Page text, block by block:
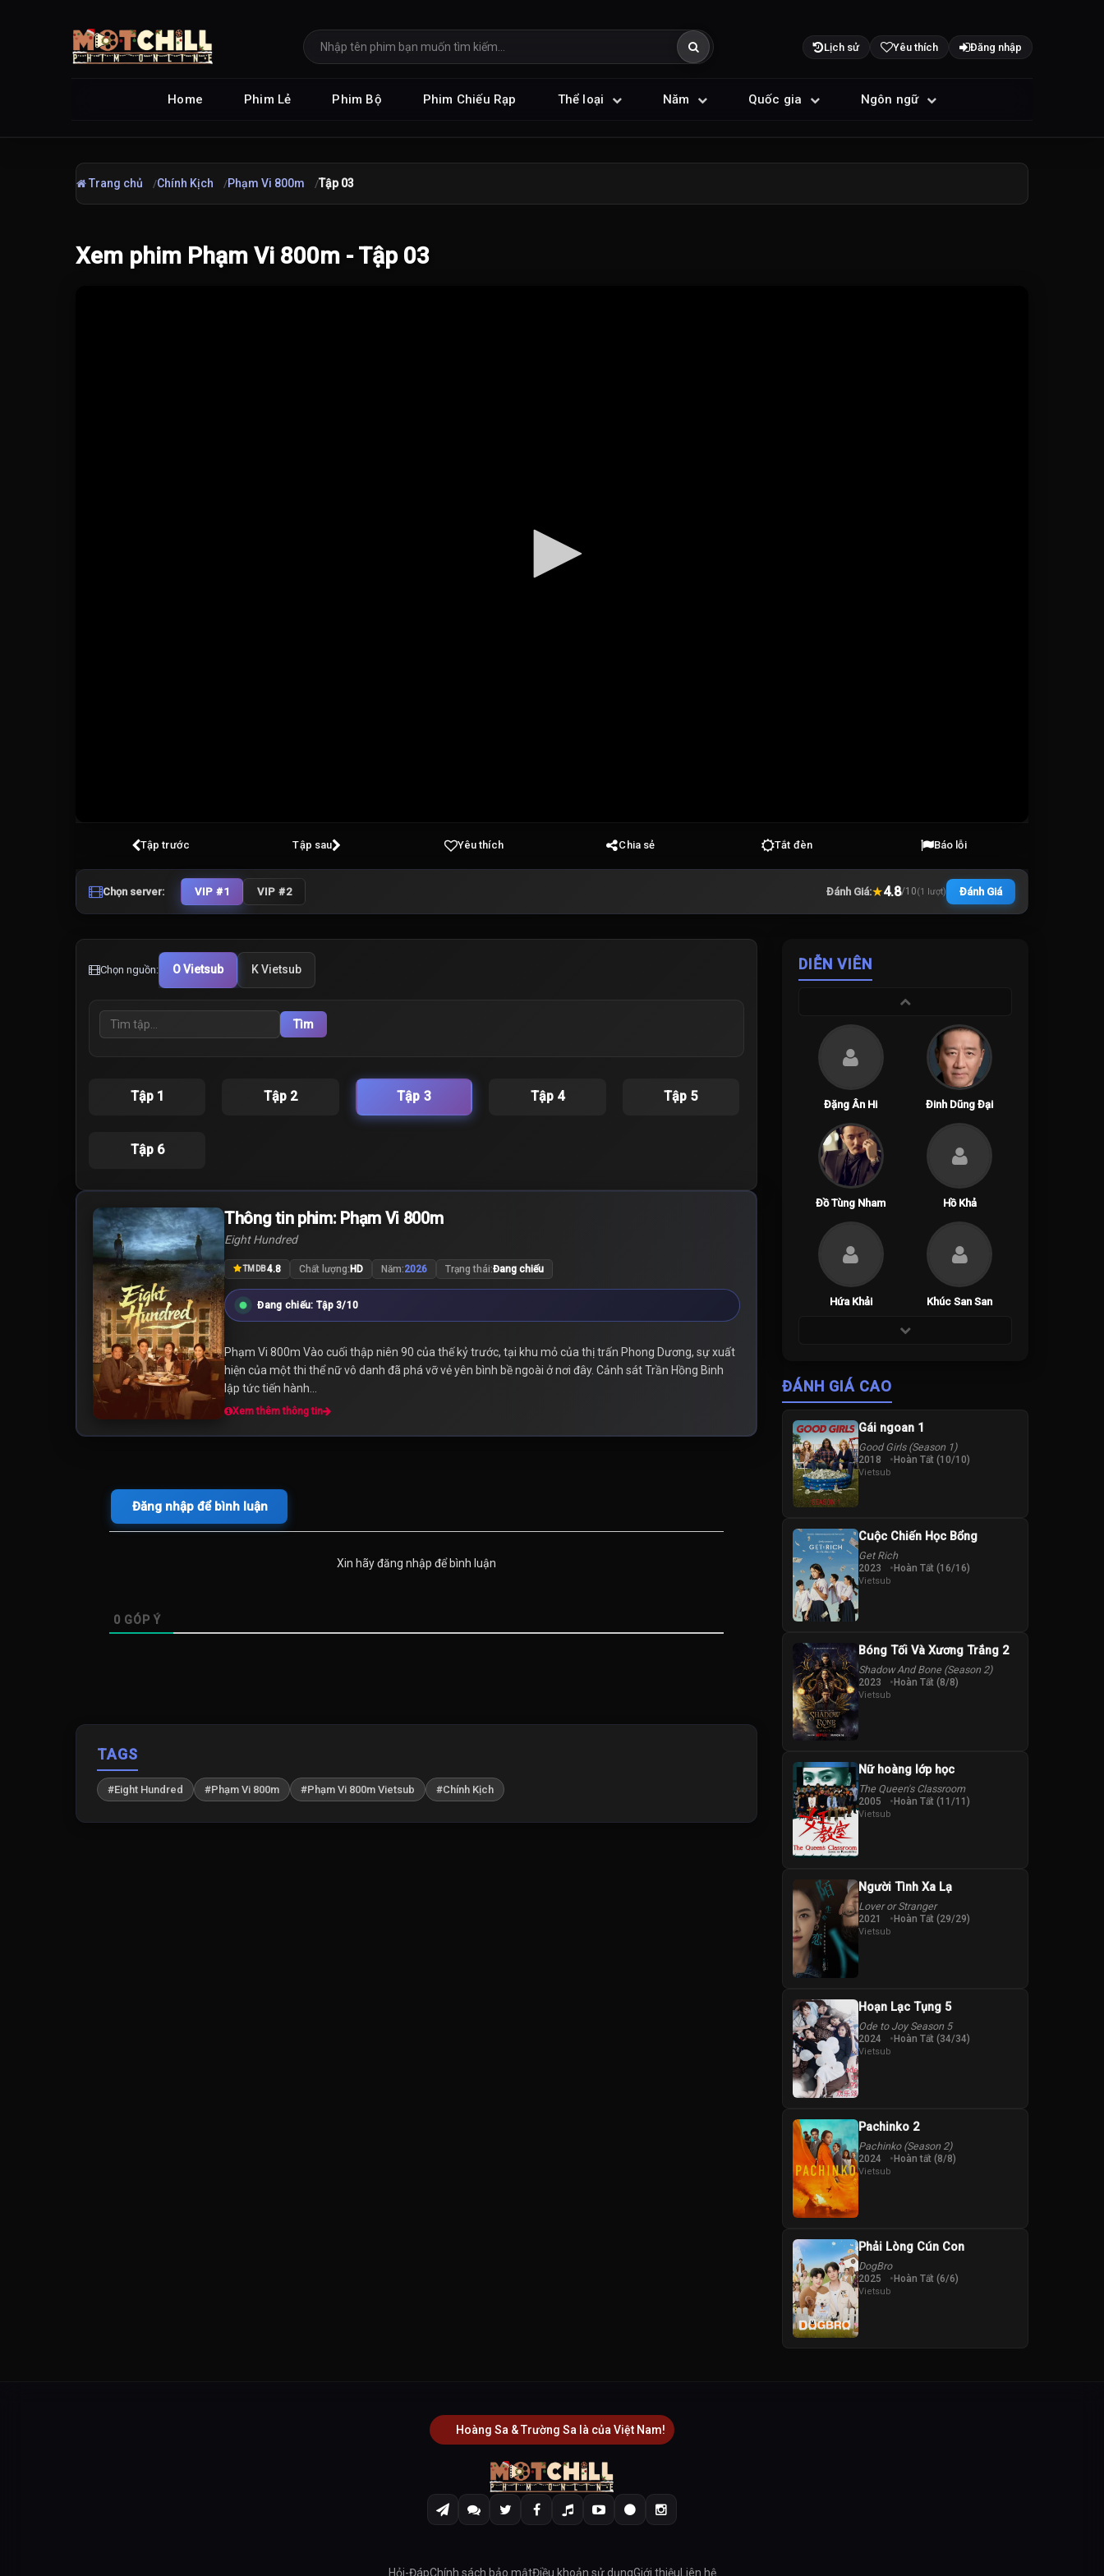
Lịch sử Yêu thích Đăng nhập
Home Phim Lẻ Phim Bộ Phim Chiếu Rạp Thể loại Năm Quốc gia Ngôn ngữ
Trang chủ Chính Kịch Phạm Vi 800m Tập 03
Xem phim Phạm Vi 800m - Tập 03
Tập trước Tập sau Yêu thích Chia sẻ Tắt đèn Báo lỗi
Chọn server: VIP #1 VIP #2 Đánh Giá:★4.8/10(1 lượt) Đánh Giá
Chọn nguồn: O Vietsub K Vietsub
Tìm
Tập 1 Tập 2 Tập 3 Tập 4 Tập 5
Tập 6
Thông tin phim: Phạm Vi 800m
Eight Hundred
TMDB4.8 Chất lượng:HD Năm:2026 Trạng thái:Đang chiếu
Đang chiếu: Tập 3/10
Phạm Vi 800m Vào cuối thập niên 90 của thế kỷ trước, tại khu mỏ của thị trấn Phong Dương, sự xuất
hiện của một thi thể nữ vô danh đã phá vỡ vẻ yên bình bề ngoài ở nơi đây. Cảnh sát Trần Hồng Binh
lập tức tiến hành...
Xem thêm thông tin
Đăng nhập để bình luận
Xin hãy đăng nhập để bình luận
0 GÓP Ý
TAGS
#Eight Hundred #Phạm Vi 800m #Phạm Vi 800m Vietsub #Chính Kịch
DIỄN VIÊN
Đặng Ân Hi Đinh Dũng Đại
Đồ Tùng Nham Hồ Khả
Hứa Khải Khúc San San
ĐÁNH GIÁ CAO
Gái ngoan 1
Good Girls (Season 1)
2018 Hoàn Tất (10/10)
Vietsub
Cuộc Chiến Học Bổng
Get Rich
2023 Hoàn Tất (16/16)
Vietsub
Bóng Tối Và Xương Trắng 2
Shadow And Bone (Season 2)
2023 Hoàn Tất (8/8)
Vietsub
Nữ hoàng lớp học
The Queen's Classroom
2005 Hoàn Tất (11/11)
Vietsub
Người Tình Xa Lạ
Lover or Stranger
2021 Hoàn Tất (29/29)
Vietsub
Hoạn Lạc Tụng 5
Ode to Joy Season 5
2024 Hoàn Tất (34/34)
Vietsub
Pachinko 2
Pachinko (Season 2)
2024 Hoàn tất (8/8)
Vietsub
Phải Lòng Cún Con
DogBro
2025 Hoàn Tất (6/6)
Vietsub
Hoàng Sa & Trường Sa là của Việt Nam!
Hỏi-ĐápChính sách bảo mậtĐiều khoản sử dụngGiới thiệu Liên hệ